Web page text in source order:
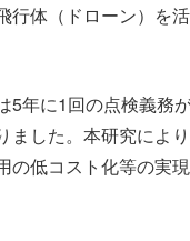
体（ドローン）を
年に1回の点検義務
した。本研究によ
の低コスト化等の実